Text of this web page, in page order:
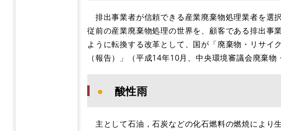
排出事業者が信頼できる産業廃棄物処理業者を選
従前の産業廃棄物処理の世界を、顧客である排出事
ように転換する改革として、国が「廃棄物・リサイ
（報告）」（平成14年10月、中央環境審議会廃棄
● 酸性雨
主として石油，石炭などの化石燃料の燃焼により